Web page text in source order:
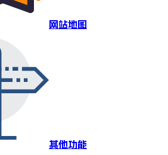
网站地图
其他功能